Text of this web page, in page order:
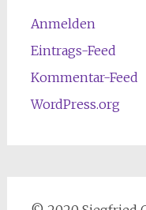
Anmelden
Eintrags-Feed
Kommentar-Feed
WordPress.org